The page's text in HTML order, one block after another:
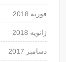
فوریه 2018
ژانویه 2018
دسامبر 2017